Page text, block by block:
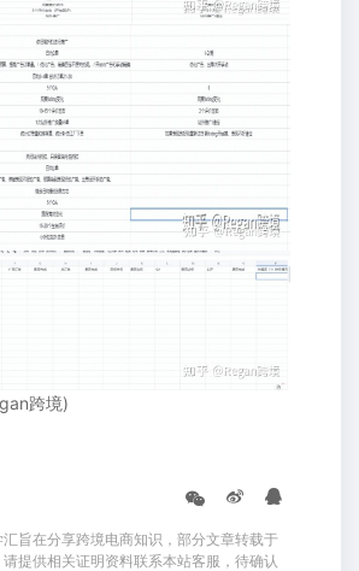
跨境)
旨在分享跨境电商知识，部分文章转载于
提供相关证明资料联系本站客服，待确认